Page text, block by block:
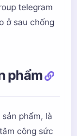
telegram
ở sau chống
phẩm
phẩm, là
công sức